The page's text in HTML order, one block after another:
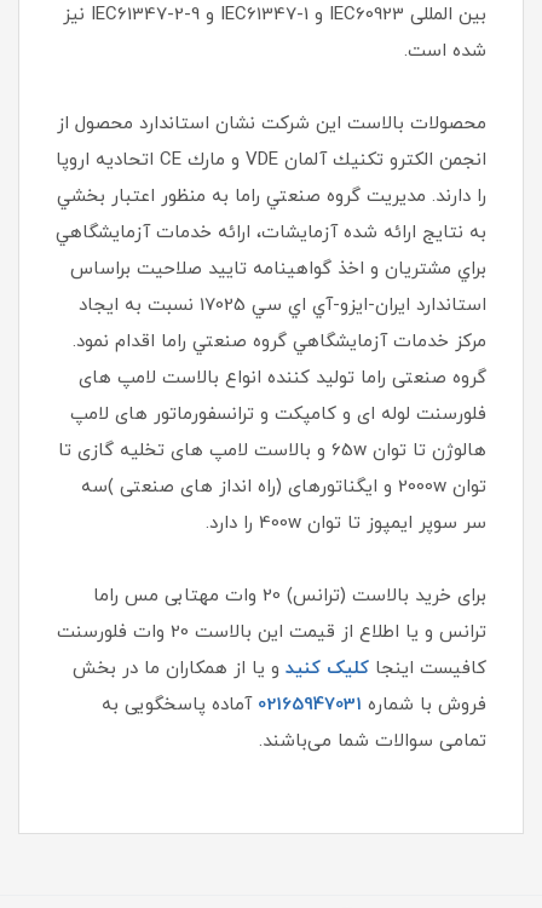
بین المللی IEC60923 و IEC61347-1 و IEC61347-2-9 نیز
شده است.
محصولات بالاست اين شركت نشان استاندارد محصول از
انجمن الكترو تكنيك آلمان VDE و مارك CE اتحاديه اروپا
را دارند. مديريت گروه صنعتي راما به منظور اعتبار بخشي
به نتايج ارائه شده آزمايشات، ارائه خدمات آزمايشگاهي
براي مشتريان و اخذ گواهينامه تاييد صلاحيت براساس
استاندارد ايران-ايزو-آي‌ اي سي 17025 نسبت به ايجاد
مركز خدمات آزمايشگاهي گروه صنعتي راما اقدام نمود.
گروه صنعتی راما تولید کننده انواع بالاست لامپ های
فلورسنت لوله ای و کامپکت و ترانسفورماتور های لامپ
هالوژن تا توان 65w و بالاست لامپ های تخلیه گازی تا
توان 2000w و ایگناتورهای (راه انداز های صنعتی )سه
سر سوپر ایمپوز تا توان 400w را دارد.
برای خرید بالاست (ترانس) 20 وات مهتابی مس راما
ترانس و یا اطلاع از قیمت این بالاست 20 وات فلورسنت
کافیست اینجا کلیک کنید و یا از همکاران ما در بخش
فروش با شماره 02165947031 آماده پاسخگویی به
تمامی سوالات شما می‌باشند.